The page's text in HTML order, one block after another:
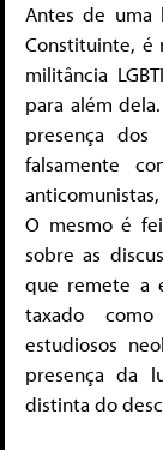
Antes de uma
Constituinte, é
militância
para além
presença dos
falsamente
O mesmo é
sobre as
que remete a
taxado
estudiosos
presença da
distinta do